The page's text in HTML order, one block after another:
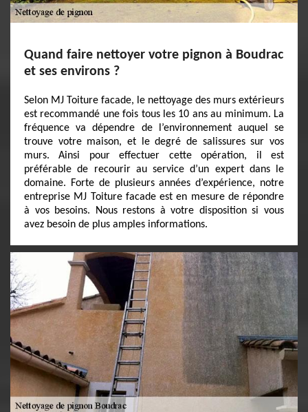
Quand faire nettoyer votre pignon à Boudrac
et ses environs ?
Selon MJ Toiture facade, le nettoyage des murs extérieurs
est recommandé une fois tous les 10 ans au minimum. La
fréquence va dépendre de l’environnement auquel se
trouve votre maison, et le degré de salissures sur vos
murs. Ainsi pour effectuer cette opération, il est
préférable de recourir au service d’un expert dans le
domaine. Forte de plusieurs années d’expérience, notre
entreprise MJ Toiture facade est en mesure de répondre
à vos besoins. Nous restons à votre disposition si vous
avez besoin de plus amples informations.